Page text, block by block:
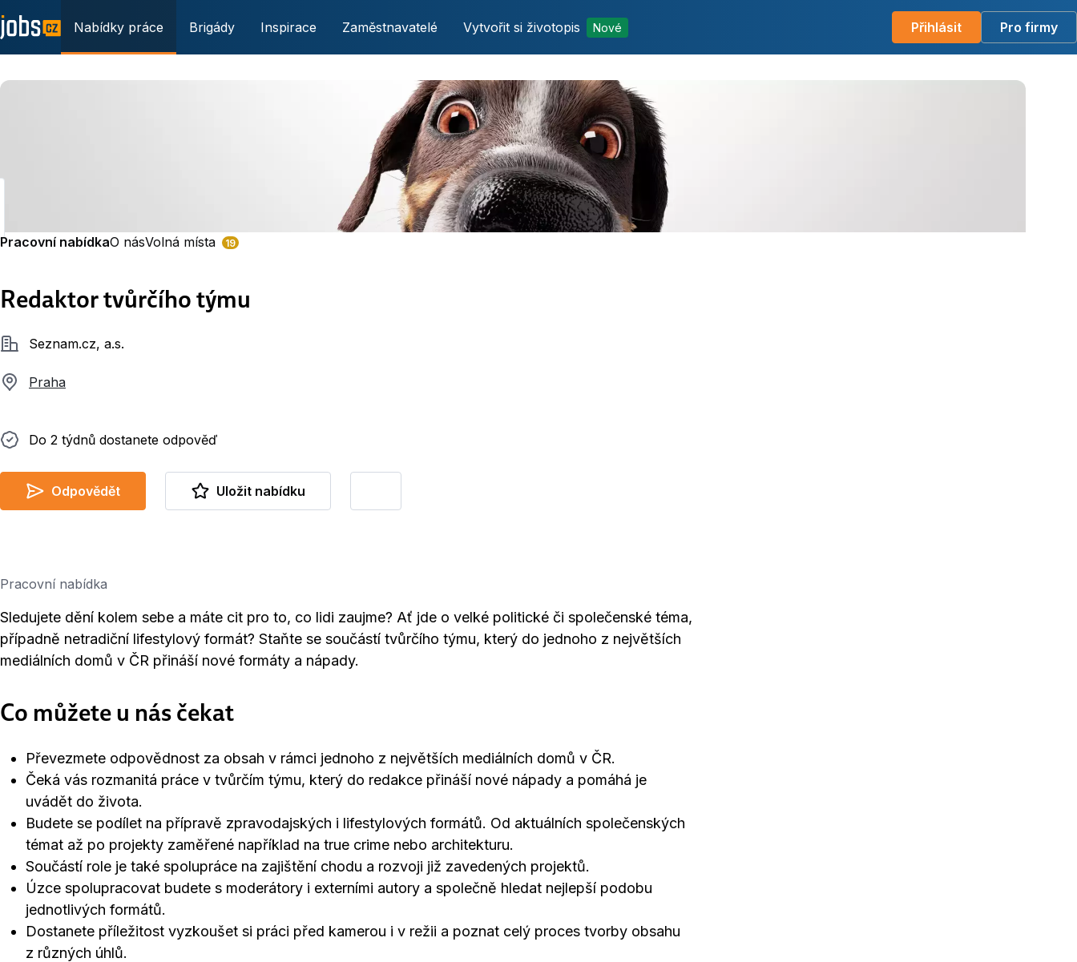
Nabídky práce Brigády Inspirace Zaměstnavatelé Vytvořit si životopis Nové Přihlásit Pro firmy
Pracovní nabídkaO násVolná místa 19
Redaktor tvůrčího týmu
SpolečnostSeznam.cz, a.s.
Praha
Do 2 týdnů dostanete odpověď
Do 2 týdnů dostanete odpověď
Odpovědět Uložit nabídku
Pracovní nabídka
Sledujete dění kolem sebe a máte cit pro to, co lidi zaujme? Ať jde o velké politické či společenské téma,
případně netradiční lifestylový formát? Staňte se součástí tvůrčího týmu, který do jednoho z největších
mediálních domů v ČR přináší nové formáty a nápady.
Co můžete u nás čekat
Převezmete odpovědnost za obsah v rámci jednoho z největších mediálních domů v ČR.
Čeká vás rozmanitá práce v tvůrčím týmu, který do redakce přináší nové nápady a pomáhá je
uvádět do života.
Budete se podílet na přípravě zpravodajských i lifestylových formátů. Od aktuálních společenských
témat až po projekty zaměřené například na true crime nebo architekturu.
Součástí role je také spolupráce na zajištění chodu a rozvoji již zavedených projektů.
Úzce spolupracovat budete s moderátory i externími autory a společně hledat nejlepší podobu
jednotlivých formátů.
Dostanete příležitost vyzkoušet si práci před kamerou i v režii a poznat celý proces tvorby obsahu
z různých úhlů.